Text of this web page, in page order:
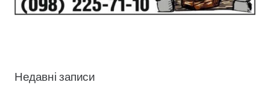
Недавні записи